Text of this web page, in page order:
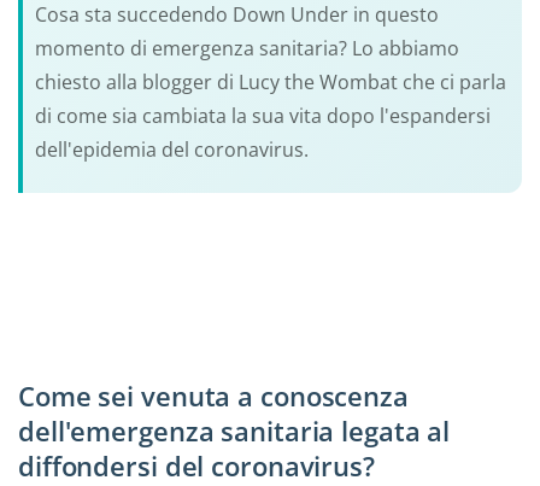
Cosa sta succedendo Down Under in questo
momento di emergenza sanitaria? Lo abbiamo
chiesto alla blogger di Lucy the Wombat che ci parla
di come sia cambiata la sua vita dopo l'espandersi
dell'epidemia del coronavirus.
Come sei venuta a conoscenza
dell'emergenza sanitaria legata al
diffondersi del coronavirus?